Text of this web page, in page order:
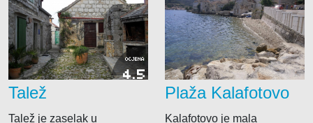
OCJENA
4.5
Talež
Talež je zaselak u
Plaža Kalafotovo
Kalafotovo je mala